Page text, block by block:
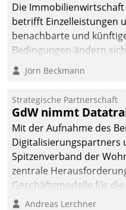
Die
betrifft Einzelleistungen
benachbarte und
Bedingungen ändern
technisch die Kontrolle
fürs Wachsen öffnen?
Jörn Beckmann
Strategische Partnerschaft
GdW nimmt
Mit der Aufnahme des
Digitalisierungspartners
Spitzenverband der
zentrale
Geschäftsmodelle für
entwickeln.
Andreas Lerchner